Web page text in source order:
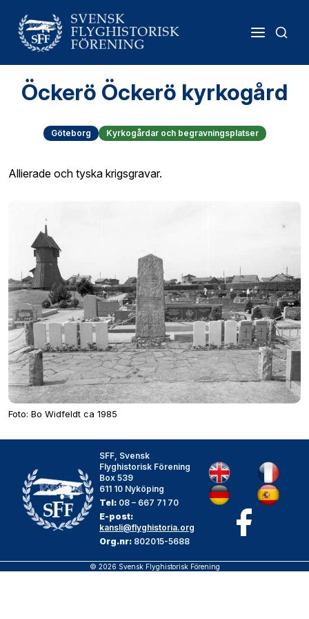
Öckerö Öckerö kyrkogård
Göteborg Kyrkogårdar och begravningsplatser
Allierade och tyska krigsgravar.
Foto: Bo Widfeldt ca 1985
SFF, Svensk
Flyghistorisk Förening
Box 539
611 10 Nyköping
Tel: 08 – 667 71 70
E-post:
kansli@flyghistoria.org
Org.nr: 802015-5688
© 2026 Svensk Flyghistorisk Förening